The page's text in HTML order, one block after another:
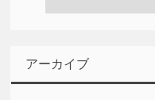
アーカイブ